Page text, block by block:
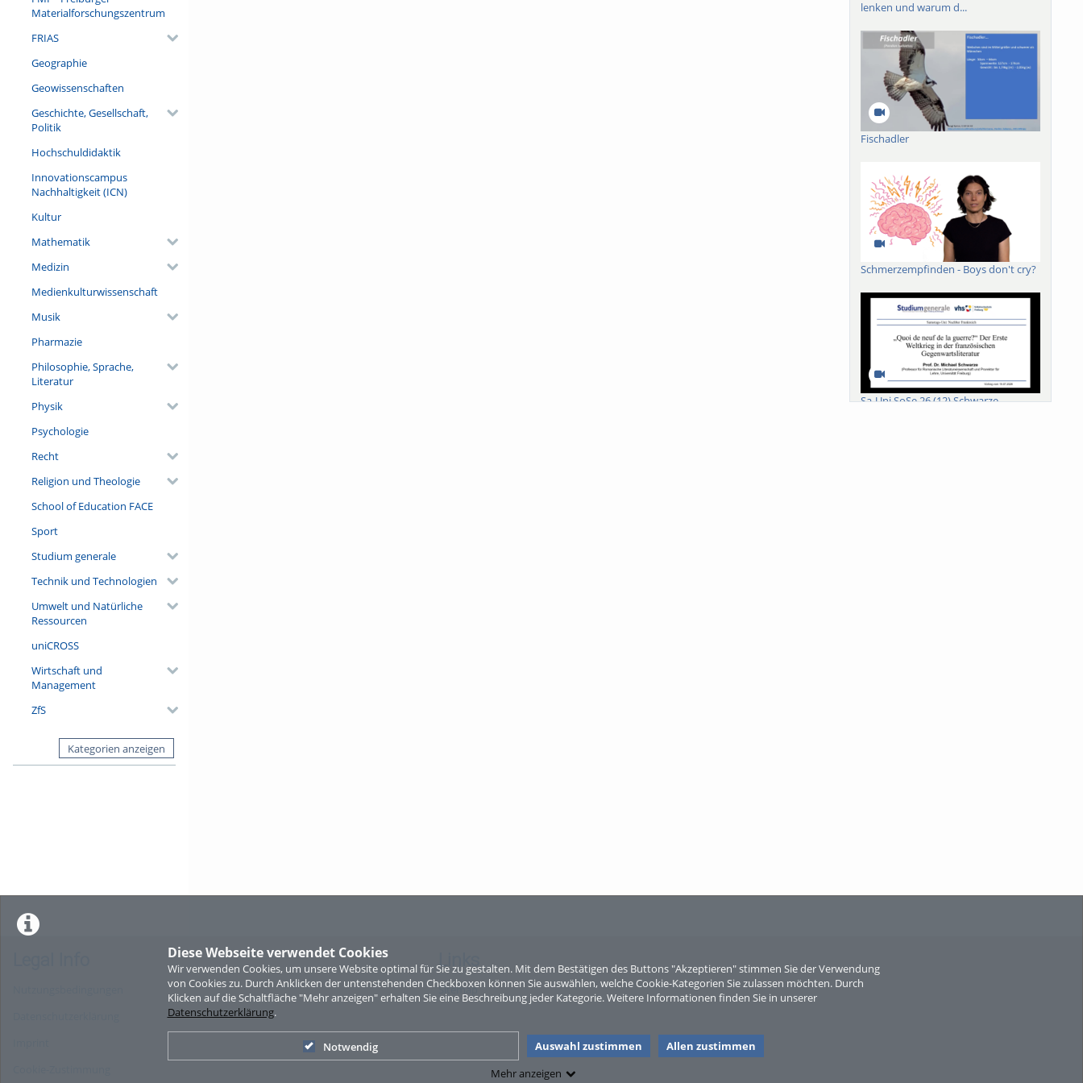
Diese Webseite verwendet Cookies
Wir verwenden Cookies, um unsere Website optimal für Sie zu gestalten. Mit dem Bestätigen des Buttons "Akzeptieren" stimmen Sie der Verwendung
von Cookies zu. Durch Anklicken der untenstehenden Checkboxen können Sie auswählen, welche Cookie-Kategorien Sie zulassen möchten. Durch
Klicken auf die Schaltfläche "Mehr anzeigen" erhalten Sie eine Beschreibung jeder Kategorie. Weitere Informationen finden Sie in unserer
Datenschutzerklärung.
Notwendig Auswahl zustimmen
Allen zustimmen
Mehr anzeigen
Materialforschungszentrum
FRIAS
Geographie
Geowissenschaften
Geschichte, Gesellschaft,
Politik
Hochschuldidaktik
Innovationscampus
Nachhaltigkeit (ICN)
Kultur
Mathematik
Medizin
Medienkulturwissenschaft
Musik
Pharmazie
Philosophie, Sprache,
Literatur
Physik
Psychologie
Recht
Religion und Theologie
School of Education FACE
Sport
Studium generale
Technik und Technologien
Umwelt und Natürliche
Ressourcen
uniCROSS
Wirtschaft und
Management
ZfS
Kategorien anzeigen
lenken und warum d...
Fischadler
Schmerzempfinden - Boys don't cry?
Sa-Uni SoSe 26 (12) Schwarze
Sperber
Links
Sitemap